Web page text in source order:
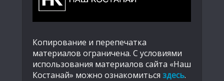
Копирование и перепечатка
материалов ограничена. С условиями
использования материалов сайта «Наш
Костанай» можно ознакомиться здесь.